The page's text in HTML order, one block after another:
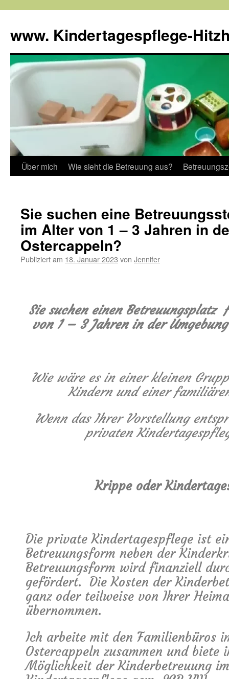
www. Kindertagespflege-
Über mich Wie sieht die Betreuung aus?
Sie suchen eine
im Alter von 1 – 3 Jahren in
Ostercappeln?
Publiziert am 18. Januar 2023 von Jennifer
Sie suchen einen
von 1 – 3 Jahren in der
Wie wäre es in einer kleinen
Kindern und einer
Wenn das Ihrer Vorstellung
privaten
Krippe oder
Die private Kindertagespflege ist
Betreuungsform neben der
Betreuungsform wird finanziell
gefördert. Die Kosten der
ganz oder teilweise von Ihrer
übernommen.
Ich arbeite mit den Familienbüros
Ostercappeln zusammen und biete
Möglichkeit der Kinderbetreuung